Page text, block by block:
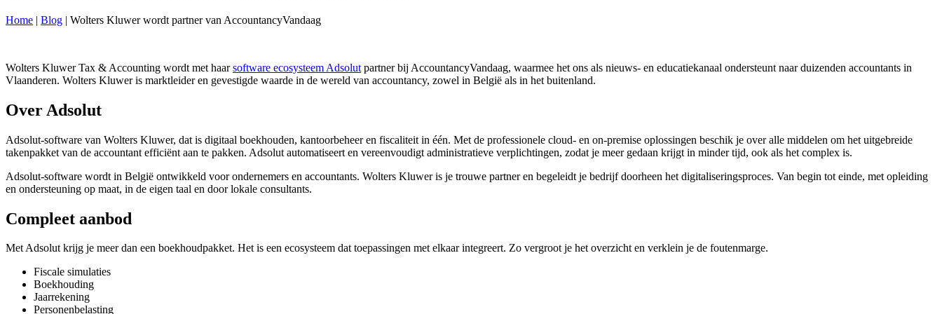
Home | Blog | Wolters Kluwer wordt partner van AccountancyVandaag
Wolters Kluwer Tax & Accounting wordt met haarsoftware ecosysteem Adsolut partner bij AccountancyVandaag, waarmee het ons als nieuws- en educatiekanaal ondersteunt naar duizenden accountants in
Vlaanderen. Wolters Kluwer is marktleider en gevestigde waarde in de wereld van accountancy, zowel in België als in het buitenland.
Over Adsolut
Adsolut-software van Wolters Kluwer, dat is digitaal boekhouden, kantoorbeheer en fiscaliteit in één. Met de professionele cloud- en on-premise oplossingen beschik je over alle middelen om het uitgebreide
takenpakket van de accountant efficiënt aan te pakken. Adsolut automatiseert en vereenvoudigt administratieve verplichtingen, zodat je meer gedaan krijgt in minder tijd, ook als het complex is.
Adsolut-software wordt in België ontwikkeld voor ondernemers en accountants. Wolters Kluwer is je trouwe partner en begeleidt je bedrijf doorheen het digitaliseringsproces. Van begin tot einde, met opleiding
en ondersteuning op maat, in de eigen taal en door lokale consultants.
Compleet aanbod
Met Adsolut krijg je meer dan een boekhoudpakket. Het is een ecosysteem dat toepassingen met elkaar integreert. Zo vergroot je het overzicht en verklein je de foutenmarge.
Fiscale simulaties
Boekhouding
Jaarrekening
Personenbelasting